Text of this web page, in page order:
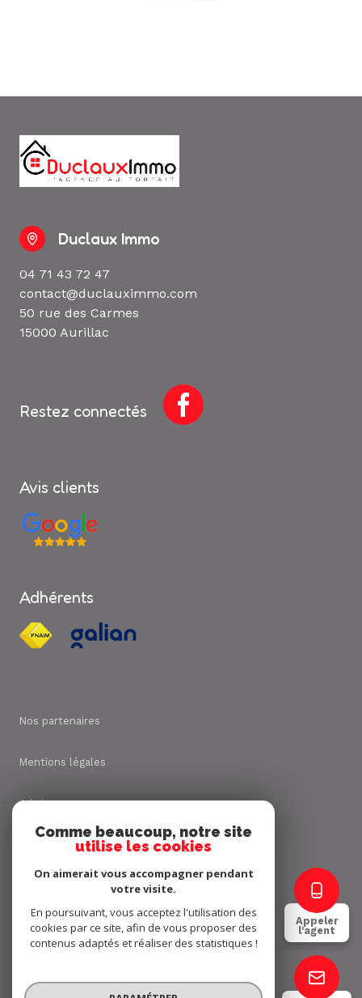
Appeler
l'agent
Duclaux Immo
04 71 43 72 47
contact@duclauximmo.com
50 rue des Carmes
15000 Aurillac
Restez connectés
Avis clients
Adhérents
Nos partenaires
Mentions légales
Admin
Nos honoraires
Cookies
© 2026 | Tous droits réservés
Comme beaucoup, notre site
utilise les cookies
On aimerait vous accompagner pendant
votre visite.
En poursuivant, vous acceptez l'utilisation des
cookies par ce site, afin de vous proposer des
contenus adaptés et réaliser des statistiques !